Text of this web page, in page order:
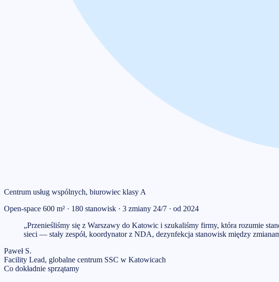
Centrum usług wspólnych, biurowiec klasy A
Open-space 600 m² · 180 stanowisk · 3 zmiany 24/7 · od 2024
„Przenieśliśmy się z Warszawy do Katowic i szukaliśmy firmy, która rozumie
sieci — stały zespół, koordynator z NDA, dezynfekcja stanowisk między
Paweł S.
Facility Lead, globalne centrum SSC w Katowicach
Co dokładnie sprzątamy